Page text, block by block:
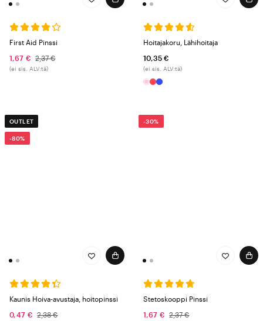
First Aid Pinssi
1,67 €
2,37 €
(ei sis. ALV:tä)
Hoitajakoru, Lähihoitaja
10,35 €
(ei sis. ALV:tä)
OUTLET
-80%
Kaunis Hoiva-avustaja, hoitopinssi
0,47 €
2,38 €
-30%
Stetoskooppi Pinssi
1,67 €
2,37 €